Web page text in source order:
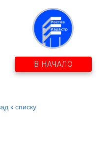
В НАЧАЛО
к списку